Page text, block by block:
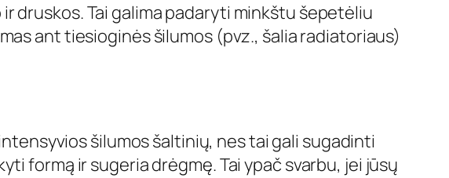
druskos. Tai galima padaryti minkštu šepetėliu
ant tiesioginės šilumos (pvz., šalia radiatoriaus)
šilumos šaltinių, nes tai gali sugadinti
formą ir sugeria drėgmę. Tai ypač svarbu, jei jūsų